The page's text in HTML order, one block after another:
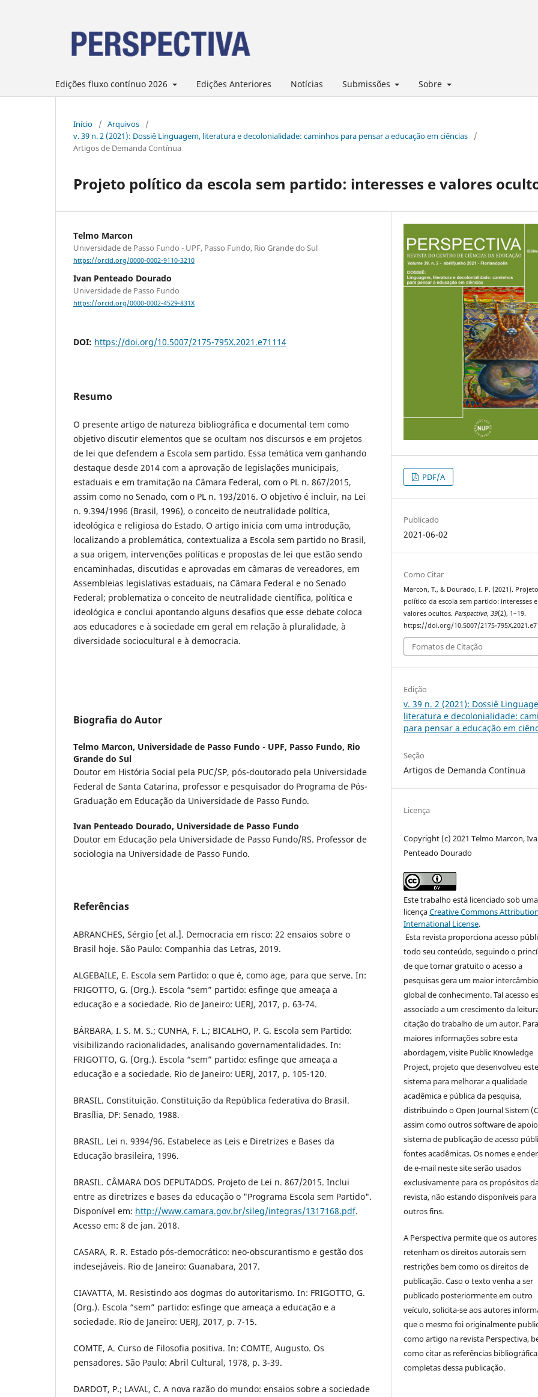
Edições fluxo contínuo 2026 Edições Anteriores Notícias Submissões Sobre
Início / Arquivos
/
v. 39 n. 2 (2021): Dossiê Linguagem, literatura e decolonialidade: caminhos para pensar a educação em ciências
/
Artigos de Demanda Contínua
Projeto político da escola sem partido: interesses e valores
Telmo Marcon
Universidade de Passo Fundo - UPF, Passo Fundo, Rio Grande do Sul
https://orcid.org/0000-0002-9110-3210
Ivan Penteado Dourado
Universidade de Passo Fundo
https://orcid.org/0000-0002-4529-831X
DOI: https://doi.org/10.5007/2175-795X.2021.e71114
Resumo
O presente artigo de natureza bibliográfica e documental tem como
objetivo discutir elementos que se ocultam nos discursos e em projetos
de lei que defendem a Escola sem partido. Essa temática vem ganhando
destaque desde 2014 com a aprovação de legislações municipais,
estaduais e em tramitação na Câmara Federal, com o PL n. 867/2015,
assim como no Senado, com o PL n. 193/2016. O objetivo é incluir, na Lei
n. 9.394/1996 (Brasil, 1996), o conceito de neutralidade política,
ideológica e religiosa do Estado. O artigo inicia com uma introdução,
localizando a problemática, contextualiza a Escola sem partido no Brasil,
a sua origem, intervenções políticas e propostas de lei que estão sendo
encaminhadas, discutidas e aprovadas em câmaras de vereadores, em
Assembleias legislativas estaduais, na Câmara Federal e no Senado
Federal; problematiza o conceito de neutralidade científica, política e
ideológica e conclui apontando alguns desafios que esse debate coloca
aos educadores e à sociedade em geral em relação à pluralidade, à
diversidade sociocultural e à democracia.
Biografia do Autor
Telmo Marcon, Universidade de Passo Fundo - UPF, Passo Fundo, Rio
Grande do Sul
Doutor em História Social pela PUC/SP, pós-doutorado pela Universidade
Federal de Santa Catarina, professor e pesquisador do Programa de Pós-
Graduação em Educação da Universidade de Passo Fundo.
Ivan Penteado Dourado, Universidade de Passo Fundo
Doutor em Educação pela Universidade de Passo Fundo/RS. Professor de
sociologia na Universidade de Passo Fundo.
Referências
ABRANCHES, Sérgio [et al.]. Democracia em risco: 22 ensaios sobre o
Brasil hoje. São Paulo: Companhia das Letras, 2019.
ALGEBAILE, E. Escola sem Partido: o que é, como age, para que serve. In:
FRIGOTTO, G. (Org.). Escola “sem” partido: esfinge que ameaça a
educação e a sociedade. Rio de Janeiro: UERJ, 2017, p. 63-74.
BÁRBARA, I. S. M. S.; CUNHA, F. L.; BICALHO, P. G. Escola sem Partido:
visibilizando racionalidades, analisando governamentalidades. In:
FRIGOTTO, G. (Org.). Escola “sem” partido: esfinge que ameaça a
educação e a sociedade. Rio de Janeiro: UERJ, 2017, p. 105-120.
BRASIL. Constituição. Constituição da República federativa do Brasil.
Brasília, DF: Senado, 1988.
BRASIL. Lei n. 9394/96. Estabelece as Leis e Diretrizes e Bases da
Educação brasileira, 1996.
BRASIL. CÂMARA DOS DEPUTADOS. Projeto de Lei n. 867/2015. Inclui
entre as diretrizes e bases da educação o "Programa Escola sem Partido".
Disponível em: http://www.camara.gov.br/sileg/integras/1317168.pdf.
Acesso em: 8 de jan. 2018.
CASARA, R. R. Estado pós-democrático: neo-obscurantismo e gestão dos
indesejáveis. Rio de Janeiro: Guanabara, 2017.
CIAVATTA, M. Resistindo aos dogmas do autoritarismo. In: FRIGOTTO, G.
(Org.). Escola “sem” partido: esfinge que ameaça a educação e a
sociedade. Rio de Janeiro: UERJ, 2017, p. 7-15.
COMTE, A. Curso de Filosofia positiva. In: COMTE, Augusto. Os
pensadores. São Paulo: Abril Cultural, 1978, p. 3-39.
DARDOT, P.; LAVAL, C. A nova razão do mundo: ensaios sobre a sociedade
PDF/A
Publicado
2021-06-02
Como Citar
Marcon, T., & Dourado, I. P. (2021). Projeto
político da escola sem partido: interesses e
valores ocultos.Perspectiva,39(2), 1–19.
https://doi.org/10.5007/2175-
Fomatos de Citação
Edição
v. 39 n. 2 (2021): Dossiê
literatura e decolonialidade:
para pensar a educação em
Seção
Artigos de Demanda Contínua
Licença
Copyright (c) 2021 Telmo Marcon,
Penteado Dourado
Este trabalho está licenciado sob uma
licençaCreative Commons
International License.
Esta revista proporciona acesso
todo seu conteúdo, seguindo o
de que tornar gratuito o acesso a
pesquisas gera um maior intercâmbio
global de conhecimento. Tal acesso
associado a um crescimento da
citação do trabalho de um autor. Para
maiores informações sobre esta
abordagem, visite Public Knowledge
Project, projeto que desenvolveu este
sistema para melhorar a qualidade
acadêmica e pública da pesquisa,
distribuindo o Open Journal Sistem
assim como outros software de
sistema de publicação de acesso
fontes acadêmicas. Os nomes e
de e-mail neste site serão usados
exclusivamente para os propósitos
revista, não estando disponíveis para
outros fins.
A Perspectiva permite que os autores
retenham os direitos autorais sem
restrições bem como os direitos de
publicação. Caso o texto venha a ser
publicado posteriormente em outro
veículo, solicita-se aos autores
que o mesmo foi originalmente
como artigo na revista Perspectiva,
como citar as referências
completas dessa publicação.